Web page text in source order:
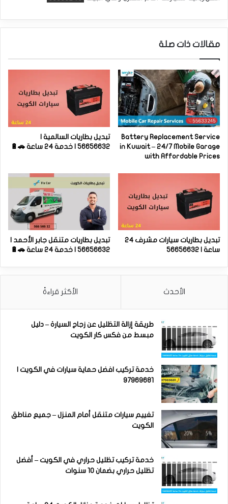
مقالات ذات صلة
Battery Replacement Service
in Kuwait – 24/7 Mobile Garage
with Affordable Prices
تبديل بطاريات السالمية |
56656632 | خدمة 24 ساعة 🚗🔋
تبديل بطاريات سيارات مشرف 24
ساعة | 56656632
تبديل بطاريات متنقل جابر الأحمد |
56656632 | خدمة 24 ساعة 🚗🔋
الأحدث الأكثر قراءةً
طريقة إزالة التظليل عن زجاج السيارة – دليل
مبسط من فكس كار الكويت
خدمة تركيب افضل حماية سيارات في الكويت |
97969681
تغييم سيارات متنقل أمام المنزل – جميع مناطق
الكويت
خدمة تركيب تظليل حراري في الكويت – أفضل
تظليل حراري بضمان 10 سنوات